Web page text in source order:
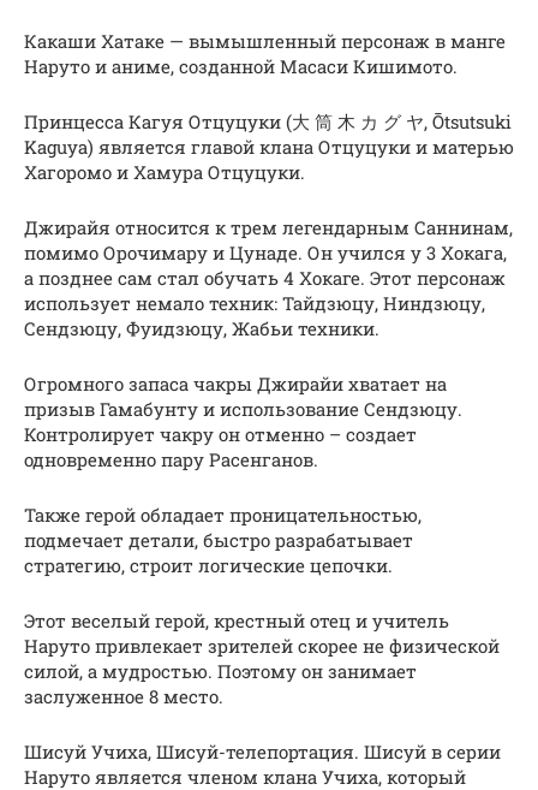
Какаши Хатаке — вымышленный персонаж в манге
Наруто и аниме, созданной Масаси Кишимото.
Принцесса Кагуя Отцуцуки (大 筒 木 カ グ ヤ, Ōtsutsuki
Kaguya) является главой клана Отцуцуки и матерью
Хагоромо и Хамура Отцуцуки.
Джирайя относится к трем легендарным Саннинам,
помимо Орочимару и Цунаде. Он учился у 3 Хокага,
а позднее сам стал обучать 4 Хокаге. Этот персонаж
использует немало техник: Тайдзюцу, Ниндзюцу,
Сендзюцу, Фуидзюцу, Жабьи техники.
Огромного запаса чакры Джирайи хватает на
призыв Гамабунту и использование Сендзюцу.
Контролирует чакру он отменно – создает
одновременно пару Расенганов.
Также герой обладает проницательностью,
подмечает детали, быстро разрабатывает
стратегию, строит логические цепочки.
Этот веселый герой, крестный отец и учитель
Наруто привлекает зрителей скорее не физической
силой, а мудростью. Поэтому он занимает
заслуженное 8 место.
Шисуй Учиха, Шисуй-телепортация. Шисуй в серии
Наруто является членом клана Учиха, который